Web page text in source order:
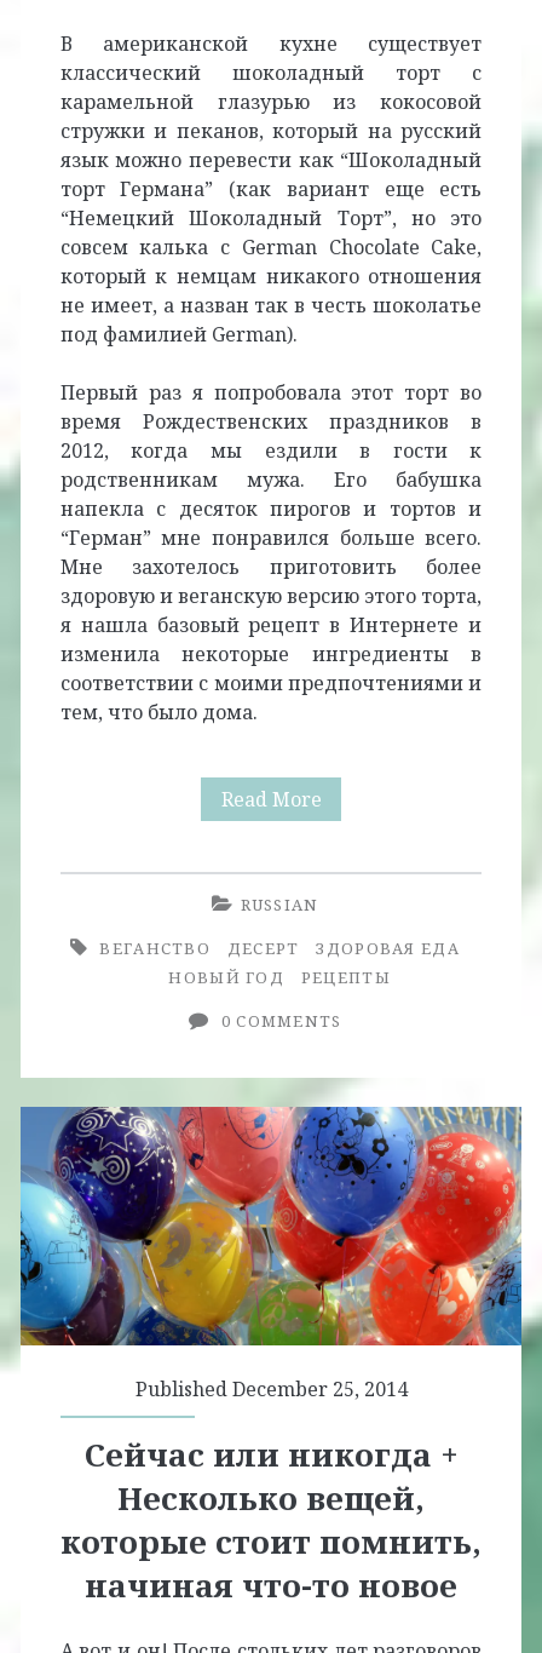
В американской кухне существует
классический шоколадный торт с
карамельной глазурью из кокосовой
стружки и пеканов, который на русский
язык можно перевести как “Шоколадный
торт Германа” (как вариант еще есть
“Немецкий Шоколадный Торт”, но это
совсем калька с German Chocolate Cake,
который к немцам никакого отношения
не имеет, а назван так в честь шоколатье
под фамилией German).
Первый раз я попробовала этот торт во
время Рождественских праздников в
2012, когда мы ездили в гости к
родственникам мужа. Его бабушка
напекла с десяток пирогов и тортов и
“Герман” мне понравился больше всего.
Мне захотелось приготовить более
здоровую и веганскую версию этого торта,
я нашла базовый рецепт в Интернете и
изменила некоторые ингредиенты в
соответствии с моими предпочтениями и
тем, что было дома.
Read MoreВеганские
RUSSIAN
ВЕГАНСТВО
ДЕСЕРТ
ЗДОРОВАЯ ЕДА
НОВЫЙ ГОД
РЕЦЕПТЫ
0 COMMENTS
Published December 25, 2014
Сейчас или никогда +
Несколько вещей,
которые стоит помнить,
начиная что-то новое